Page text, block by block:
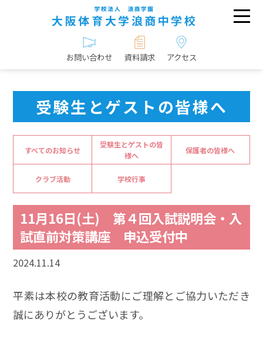
お問い合わせ 資料請求 アクセス
受験生とゲストの皆様へ
すべてのお知らせ
受験生とゲストの皆
様へ
保護者の皆様へ
クラブ活動 学校行事
11月16日(土) 第４回入試説明会・入
試直前対策講座 申込受付中
2024.11.14
平素は本校の教育活動にご理解とご協力いただき
誠にありがとうございます。